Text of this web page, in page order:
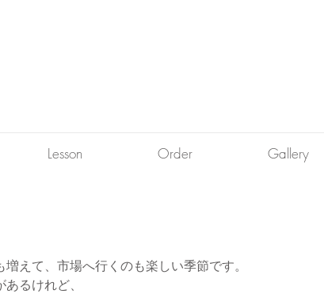
Lesson Order Gallery
えて、市場へ行くのも楽しい季節です。
るけれど、